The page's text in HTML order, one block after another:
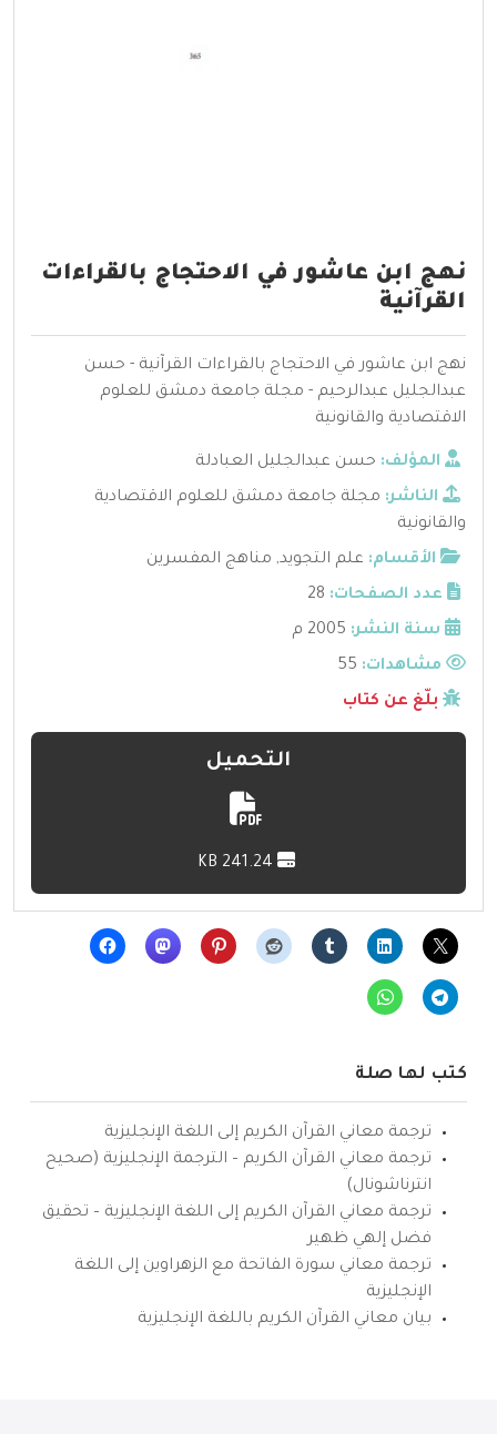
نهج ابن عاشور في الاحتجاج بالقراءات
القرآنية
نهج ابن عاشور في الاحتجاج بالقراءات القرآنية - حسن
عبدالجليل عبدالرحيم - مجلة جامعة دمشق للعلوم
الاقتصادية والقانونية
المؤلف: حسن عبدالجليل العبادلة
الناشر: مجلة جامعة دمشق للعلوم الاقتصادية
والقانونية
الأقسام: علم التجويد, مناهج المفسرين
عدد الصفحات: 28
سنة النشر: 2005 م
مشاهدات:
بلّغ عن كتاب
التحميل
كتب لها صلة
ترجمة معاني القرآن الكريم إلى اللغة الإنجليزية
ترجمة معاني القرآن الكريم – الترجمة الإنجليزية (صحيح
انترناشونال)
ترجمة معاني القرآن الكريم إلى اللغة الإنجليزية – تحقيق
فضل إلهي ظهير
ترجمة معاني سورة الفاتحة مع الزهراوين إلى اللغة
الإنجليزية
بيان معاني القرآن الكريم باللغة الإنجليزية